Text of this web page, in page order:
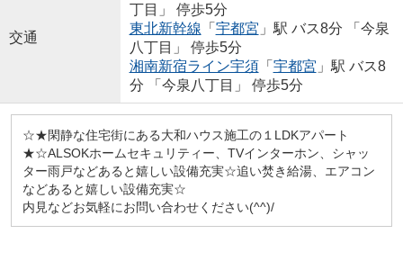
交通
丁目」 停歩5分
東北新幹線 「 宇都宮 」駅 バス8分 「今泉
八丁目」 停歩5分
湘南新宿ライン宇須「 宇都宮 」駅 バス8
分 「今泉八丁目」 停歩5分
☆★閑静な住宅街にある大和ハウス施工の１LDKアパート
★☆ALSOKホームセキュリティー、TVインターホン、シャッ
ター雨戸などあると嬉しい設備充実☆追い焚き給湯、エアコン
などあると嬉しい設備充実☆
内見などお気軽にお問い合わせください(^^)/